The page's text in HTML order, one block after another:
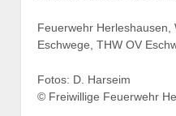
Feuerwehr Herleshausen,
Eschwege, THW OV
Fotos: D. Harseim
© Freiwillige Feuerwehr